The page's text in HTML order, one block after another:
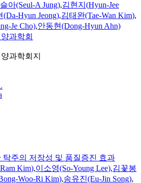
아(Seul-A Jung),김현지(Hyun-Jee
(Da-Hyun Jeong),김태완(Tae-Wan Kim),
Je Cho),안동현(Dong-HyunAhn)
과학회
과학회지
탁주의 저장성 및 품질증진 효과
Kim),이소영(So-Young Lee),김꽃봉
Woo-Ri Kim),송유진(Eu-Jin Song),